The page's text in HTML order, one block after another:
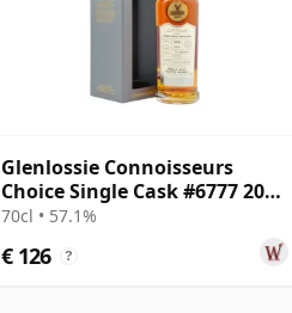
Glenlossie Connoisseurs
Choice Single Cask #6777 2008
16 jaar oud
70cl • 57.1%
€ 126 ?